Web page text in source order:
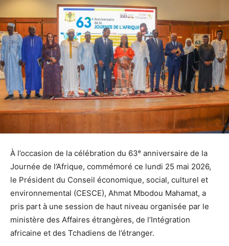
À l’occasion de la célébration du 63ᵉ anniversaire de la
Journée de l’Afrique, commémoré ce lundi 25 mai 2026,
le Président du Conseil économique, social, culturel et
environnemental (CESCE), Ahmat Mbodou Mahamat, a
pris part à une session de haut niveau organisée par le
ministère des Affaires étrangères, de l’Intégration
africaine et des Tchadiens de l’étranger.